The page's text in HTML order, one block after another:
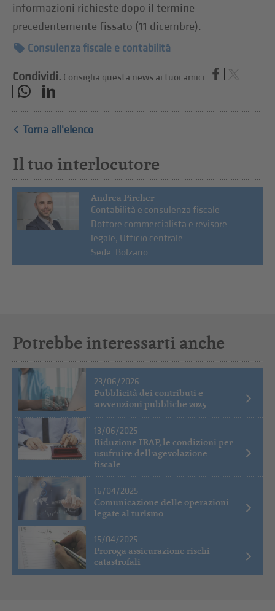
informazioni richieste dopo il termine
precedentemente fissato (11 dicembre).
Consulenza fiscale e contabilità
Condividi. Consiglia questa news ai tuoi amici.
Torna all'elenco
Il tuo interlocutore
Andrea Pircher
Contabilità e consulenza fiscale
Dottore commercialista e revisore
legale, Ufficio centrale
Sede: Bolzano
Potrebbe interessarti anche
23/06/2026
Pubblicità dei contributi e
sovvenzioni pubbliche 2025
13/06/2025
Riduzione IRAP, le condizioni per
usufruire dell’agevolazione
fiscale
16/04/2025
Comunicazione delle operazioni
legate al turismo
15/04/2025
Proroga assicurazione rischi
catastrofali